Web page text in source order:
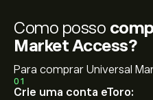
Como posso
Market Access?
Para comprar Universal
01
Crie uma conta eToro: